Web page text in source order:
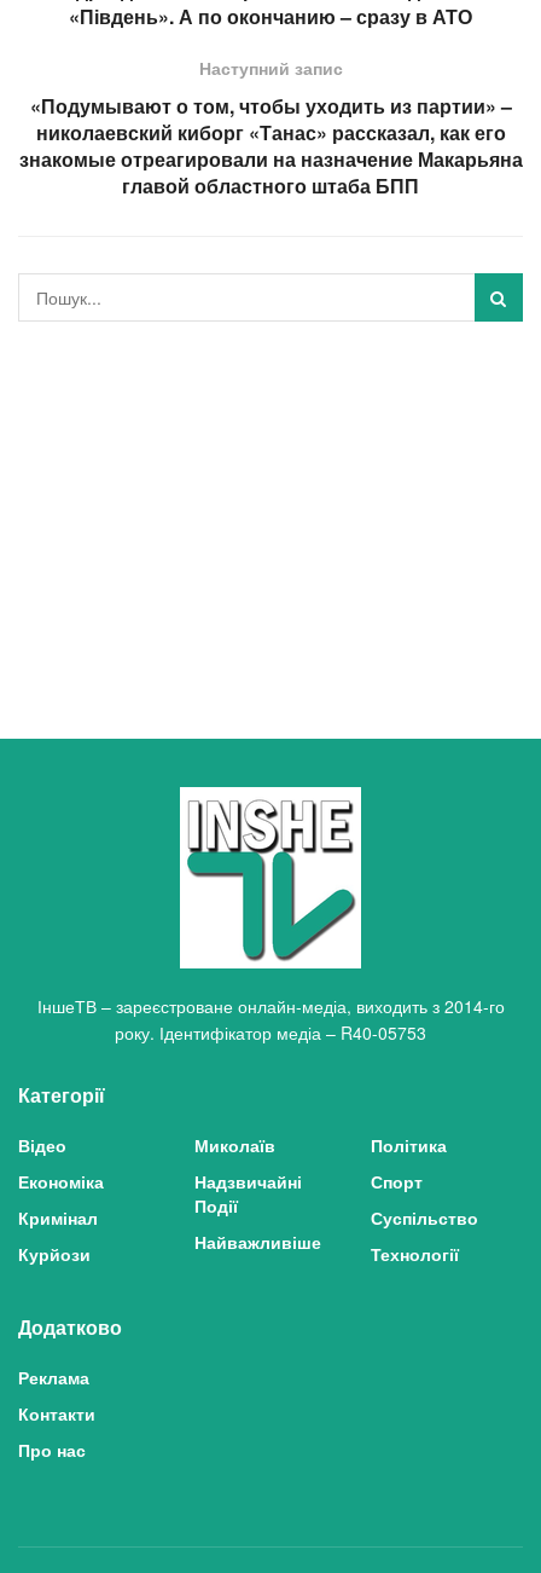
«Південь». А по окончанию – сразу в АТО
Наступний запис
«Подумывают о том, чтобы уходить из партии» –
николаевский киборг «Танас» рассказал, как его
знакомые отреагировали на назначение Макарьяна
главой областного штаба БПП
ІншеТВ – зареєстроване онлайн-медіа, виходить з 2014-го
року. Ідентифікатор медіа – R40-05753
Категорії
Відео
Економіка
Кримінал
Курйози
Миколаїв
Надзвичайні
Події
Найважливіше
Політика
Спорт
Суспільство
Технології
Додатково
Реклама
Контакти
Про нас